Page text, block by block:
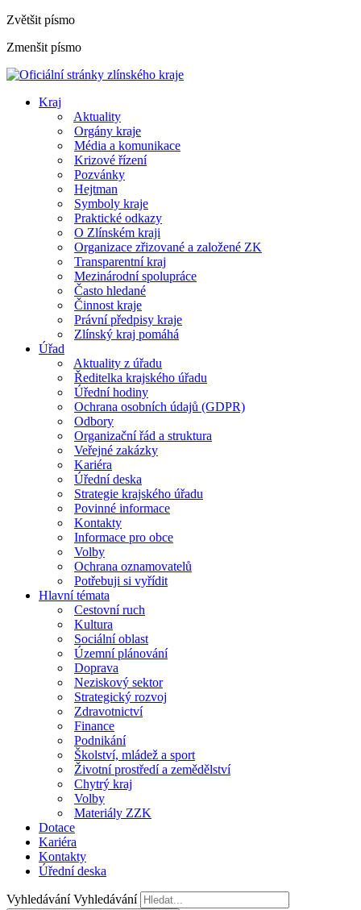
Zvětšit písmo
Zmenšit písmo
Kraj
Aktuality
Orgány kraje
Média a komunikace
Krizové řízení
Pozvánky
Hejtman
Symboly kraje
Praktické odkazy
O Zlínském kraji
Organizace zřizované a založené ZK
Transparentní kraj
Mezinárodní spolupráce
Často hledané
Činnost kraje
Právní předpisy kraje
Zlínský kraj pomáhá
Úřad
Aktuality z úřadu
Ředitelka krajského úřadu
Úřední hodiny
Ochrana osobních údajů (GDPR)
Odbory
Organizační řád a struktura
Veřejné zakázky
Kariéra
Úřední deska
Strategie krajského úřadu
Povinné informace
Kontakty
Informace pro obce
Volby
Ochrana oznamovatelů
Potřebuji si vyřídit
Hlavní témata
Cestovní ruch
Kultura
Sociální oblast
Územní plánování
Doprava
Neziskový sektor
Strategický rozvoj
Zdravotnictví
Finance
Podnikání
Školství, mládež a sport
Životní prostředí a zemědělství
Chytrý kraj
Volby
Materiály ZZK
Dotace
Kariéra
Kontakty
Úřední deska
Vyhledávání Vyhledávání